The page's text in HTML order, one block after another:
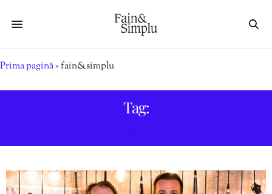
Prima pagină»fain&simplu
Tag: